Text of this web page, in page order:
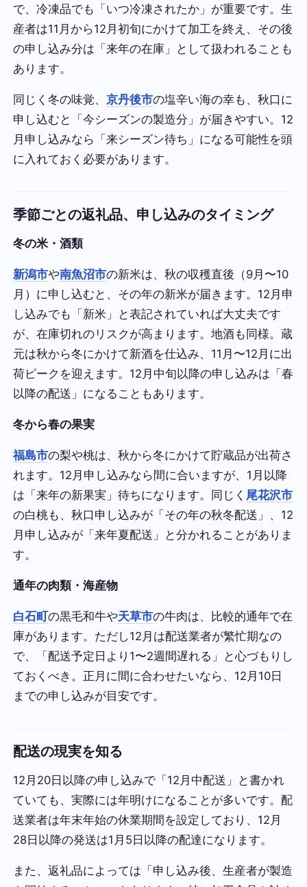
で、冷凍品でも「いつ冷凍されたか」が重要です。生
産者は11月から12月初旬にかけて加工を終え、その後
の申し込み分は「来年の在庫」として扱われることも
あります。
同じく冬の味覚、京丹後市の塩辛い海の幸も、秋口に
申し込むと「今シーズンの製造分」が届きやすい。12
月申し込みなら「来シーズン待ち」になる可能性を頭
に入れておく必要があります。
季節ごとの返礼品、申し込みのタイミング
冬の米・酒類
新潟市や南魚沼市の新米は、秋の収穫直後（9月〜10
月）に申し込むと、その年の新米が届きます。12月申
し込みでも「新米」と表記されていれば大丈夫です
が、在庫切れのリスクが高まります。地酒も同様。蔵
元は秋から冬にかけて新酒を仕込み、11月〜12月に出
荷ピークを迎えます。12月中旬以降の申し込みは「春
以降の配送」になることもあります。
冬から春の果実
福島市の梨や桃は、秋から冬にかけて貯蔵品が出荷さ
れます。12月申し込みなら間に合いますが、1月以降
は「来年の新果実」待ちになります。同じく 尾花沢市
の白桃も、秋口申し込みが「その年の秋冬配送」、12
月申し込みが「来年夏配送」と分かれることがありま
す。
通年の肉類・海産物
白石町の黒毛和牛や天草市の牛肉は、比較的通年で在
庫があります。ただし12月は配送業者が繁忙期なの
で、「配送予定日より1〜2週間遅れる」と心づもりし
ておくべき。正月に間に合わせたいなら、12月10日
までの申し込みが目安です。
配送の現実を知る
12月20日以降の申し込みで「12月中配送」と書かれ
ていても、実際には年明けになることが多いです。配
送業者は年末年始の休業期間を設定しており、12月
28日以降の発送は1月5日以降の配達になります。
また、返礼品によっては「申し込み後、生産者が製造